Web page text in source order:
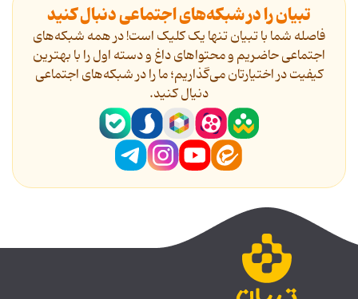
تبیان را در شبکه‌های اجتماعی دنبال کنید
فاصله شما با تبیان تنها یک کلیک است! در همه شبکه‌های
اجتماعی حاضریم و محتواهای داغ و دسته اول را با بهترین
کیفیت در اختیارتان می‌گذاریم؛ ما را در شبکه‌های اجتماعی
دنیال کنید.